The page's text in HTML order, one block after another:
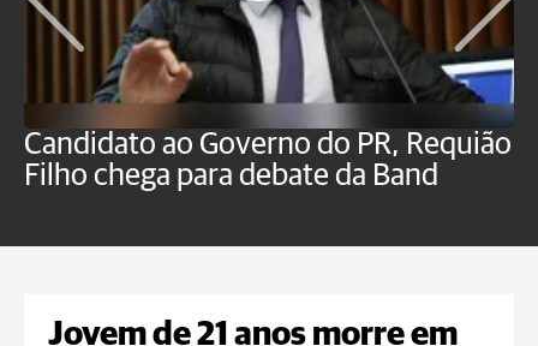
Candidato ao Governo do PR, Requião
Filho chega para debate da Band
Jovem de 21 anos morre em